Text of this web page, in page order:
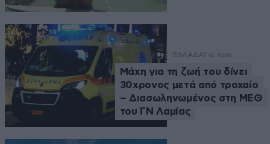
ΕΛΛΑΔΑ 1 ω. πριν
Μάχη για τη ζωή του δίνει
30χρονος μετά από τροχαίο
– Διασωληνωμένος στη ΜΕΘ
του ΓΝ Λαμίας